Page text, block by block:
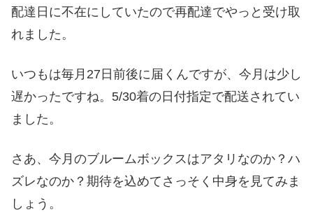
配達日に不在にしていたので再配達でやっと受け取
れました。
いつもは毎月27日前後に届くんですが、今月は少し
遅かったですね。5/30着の日付指定で配送されてい
ました。
さあ、今月のブルームボックスはアタリなのか？ハ
ズレなのか？期待を込めてさっそく中身を見てみま
しょう。